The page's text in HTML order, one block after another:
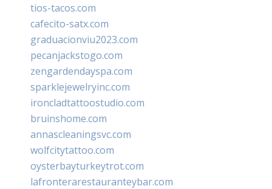
tios-tacos.com
cafecito-satx.com
graduacionviu2023.com
pecanjackstogo.com
zengardendayspa.com
sparklejewelryinc.com
ironcladtattoostudio.com
bruinshome.com
annascleaningsvc.com
wolfcitytattoo.com
oysterbayturkeytrot.com
lafronterarestauranteybar.com